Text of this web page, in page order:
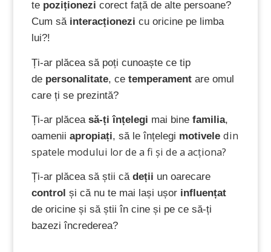
te poziționezicorect față de alte persoane?
Cum să interacționezicu oricine pe limba
lui?!
Ți-ar plăcea să poți cunoaște ce tip
de personalitate, cetemperamentare omul
care ți se prezintă?
Ți-ar plăceasă-ți înțelegi mai binefamilia,
oameniiapropiați, să le înțelegi motiveledin
spatele modului lor de a fi și de a acționa?
Ți-ar plăcea să știi cădeții un oarecare
control și că nu te mai lași ușor influențat
de oricine și să știi în cine și pe ce să-ți
bazezi încrederea?